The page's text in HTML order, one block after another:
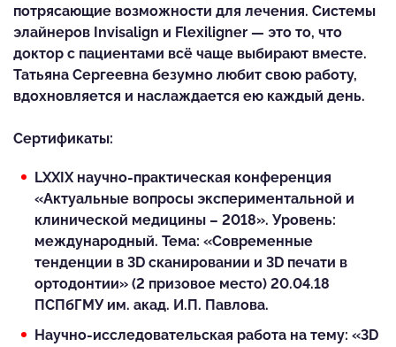
потрясающие возможности для лечения. Системы
элайнеров Invisalign и Flexiligner — это то, что
доктор с пациентами всё чаще выбирают вместе.
Татьяна Сергеевна безумно любит свою работу,
вдохновляется и наслаждается ею каждый день.
Сертификаты:
LXXIX научно-практическая конференция
«Актуальные вопросы экспериментальной и
клинической медицины – 2018». Уровень:
международный. Тема: «Современные
тенденции в 3D сканировании и 3D печати в
ортодонтии» (2 призовое место) 20.04.18
ПСПбГМУ им. акад. И.П. Павлова.
Научно-исследовательская работа на тему: «3D